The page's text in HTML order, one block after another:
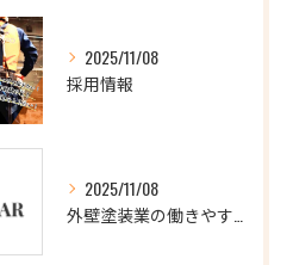
2025/11/08
採用情報
2025/11/08